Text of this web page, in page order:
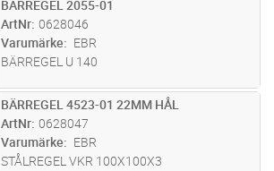
ST Lägg i kundvagn
BÄRREGEL 2055-01
ArtNr 0628046
Varumärke
EBR
BÄRREGEL U 140
ST Lägg i kundvagn
BÄRREGEL 4523-01 22MM HÅL
ArtNr 0628047
Varumärke
EBR
STÅLREGEL VKR 100X100X3